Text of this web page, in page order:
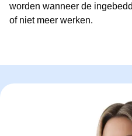
worden wanneer de
of niet meer werken.